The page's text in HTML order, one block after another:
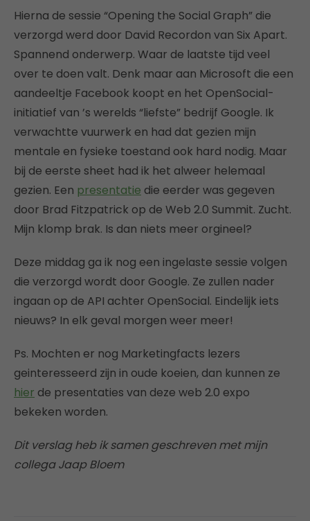
Hierna de sessie “Opening the Social Graph” die
verzorgd werd door David Recordon van Six Apart.
Spannend onderwerp. Waar de laatste tijd veel
over te doen valt. Denk maar aan Microsoft die een
aandeeltje Facebook koopt en het OpenSocial-
initiatief van ’s werelds “liefste” bedrijf Google. Ik
verwachtte vuurwerk en had dat gezien mijn
mentale en fysieke toestand ook hard nodig. Maar
bij de eerste sheet had ik het alweer helemaal
gezien. Een presentatie die eerder was gegeven
door Brad Fitzpatrick op de Web 2.0 Summit. Zucht.
Mijn klomp brak. Is dan niets meer orgineel?
Deze middag ga ik nog een ingelaste sessie volgen
die verzorgd wordt door Google. Ze zullen nader
ingaan op de API achter OpenSocial. Eindelijk iets
nieuws? In elk geval morgen weer meer!
Ps. Mochten er nog Marketingfacts lezers
geinteresseerd zijn in oude koeien, dan kunnen ze
hier de presentaties van deze web 2.0 expo
bekeken worden.
Dit verslag heb ik samen geschreven met mijn
collega Jaap Bloem